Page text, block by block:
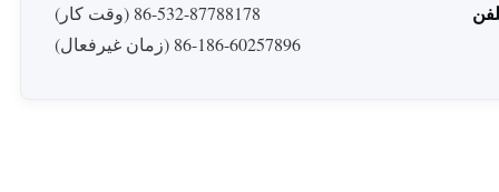
86-532-87788178 (وقت کار)
86-186-60257896 (زمان غیرفعال)